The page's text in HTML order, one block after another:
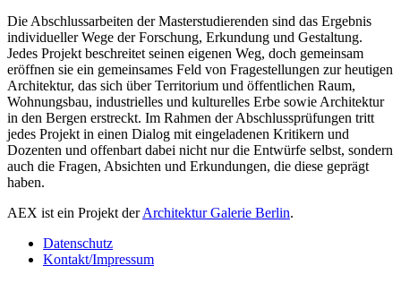
Die Abschlussarbeiten der Masterstudierenden sind das Ergebnis
individueller Wege der Forschung, Erkundung und Gestaltung.
Jedes Projekt beschreitet seinen eigenen Weg, doch gemeinsam
eröffnen sie ein gemeinsames Feld von Fragestellungen zur heutigen
Architektur, das sich über Territorium und öffentlichen Raum,
Wohnungsbau, industrielles und kulturelles Erbe sowie Architektur
in den Bergen erstreckt. Im Rahmen der Abschlussprüfungen tritt
jedes Projekt in einen Dialog mit eingeladenen Kritikern und
Dozenten und offenbart dabei nicht nur die Entwürfe selbst, sondern
auch die Fragen, Absichten und Erkundungen, die diese geprägt
haben.
AEX ist ein Projekt derArchitektur Galerie Berlin.
Datenschutz
Kontakt/Impressum